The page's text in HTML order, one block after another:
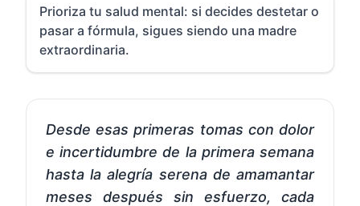
Prioriza tu salud mental: si decides destetar o
pasar a fórmula, sigues siendo una madre
extraordinaria.
Desde esas primeras tomas con dolor
e incertidumbre de la primera semana
hasta la alegría serena de amamantar
meses después sin esfuerzo, cada